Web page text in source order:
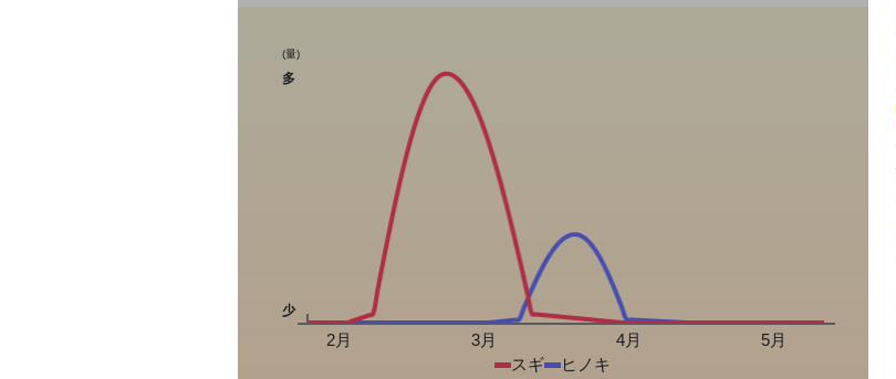
(量)
多
少
2月 3月 4月
5月
スギ
ヒノキ